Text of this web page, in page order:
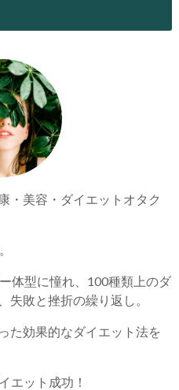
・美容・ダイエットオタク
体型に憧れ、100種類上のダ
失敗と挫折の繰り返し。
た効果的なダイエット法を
エット成功！